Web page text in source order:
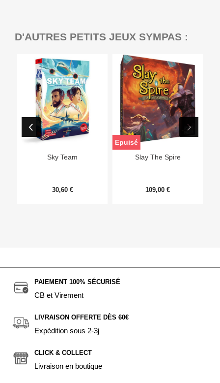
D'AUTRES PETITS JEUX SYMPAS :
Sky Team
30,60 €
Slay The Spire
109,00 €
Epuisé
PAIEMENT 100% SÉCURISÉ
CB et Virement
LIVRAISON OFFERTE DÈS 60€
Expédition sous 2-3j
CLICK & COLLECT
Livraison en boutique